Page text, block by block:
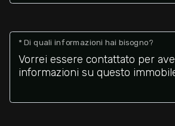
* Di quali informazioni hai bisogno?